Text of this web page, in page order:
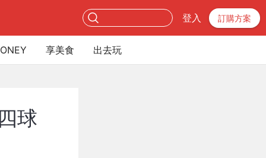
登入 訂購方案
享美食 出去玩
球